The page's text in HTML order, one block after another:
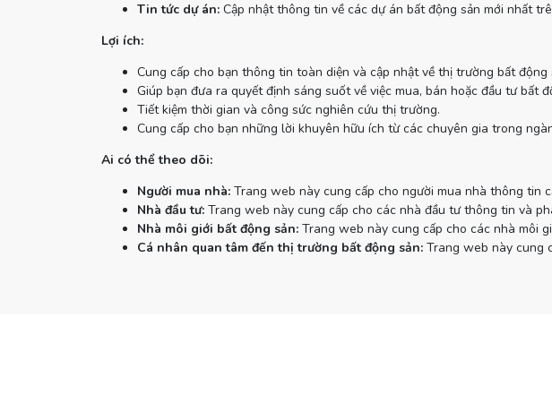
Tin tức dự án:Cập nhật thông tin về các dự án bất động sản mới nhất
Lợi ích:
Cung cấp cho bạn thông tin toàn diện và cập nhật về thị trường bất động
Giúp bạn đưa ra quyết định sáng suốt về việc mua, bán hoặc đầu tư bất
Tiết kiệm thời gian và công sức nghiên cứu thị trường.
Cung cấp cho bạn những lời khuyên hữu ích từ các chuyên gia trong
Ai có thể theo dõi:
Người mua nhà:Trang web này cung cấp cho người mua nhà thông tin
Nhà đầu tư:Trang web này cung cấp cho các nhà đầu tư thông tin và
Nhà môi giới bất động sản:Trang web này cung cấp cho các nhà môi
Cá nhân quan tâm đến thị trường bất động sản:Trang web này cung